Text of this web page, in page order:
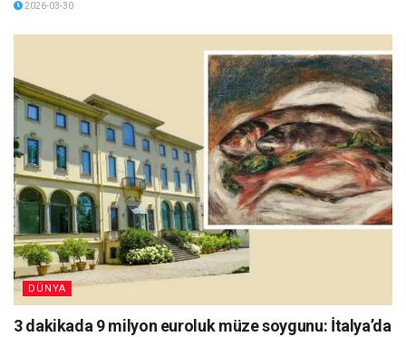
2026-03-30
DÜNYA
3 dakikada 9 milyon euroluk müze soygunu: İtalya’da